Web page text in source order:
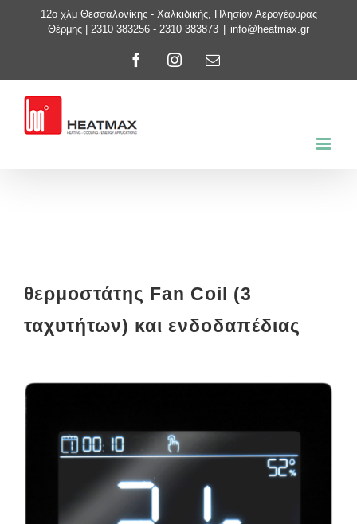
Μετάβαση12ο χλμ Θεσσαλονίκης - Χαλκιδικής, Πλησίον Αερογέφυρας
Θέρμης | 2310 383256 - 2310 383873
info@heatmax.gr
FacebookInstagramEmail
θερμοστάτης Fan Coil (3
ταχυτήτων) και ενδοδαπέδιας